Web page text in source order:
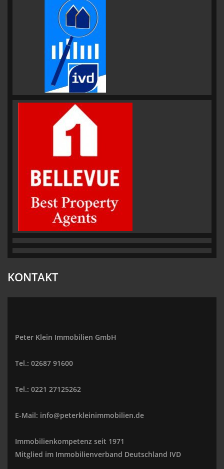
KONTAKT
Peter Klein Immobilien GmbH
Tel.: 02687 91600
Tel.: 0221 27125262
E-Mail: info@peterkleinimmobilien.de
Immobilienkompetenz seit 1971
Mitglied im Immobilienverband Deutschland IVD